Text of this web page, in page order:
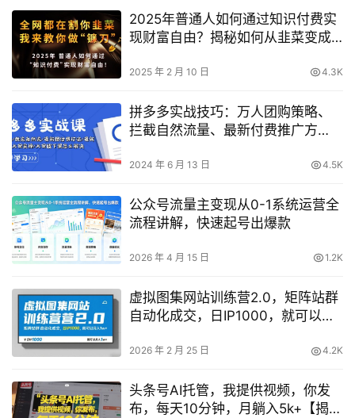
2025年普通人如何通过知识付费实
现财富自由？揭秘如何从韭菜变成
2025 年 2 月 10 日 4.3K
拼多多实战技巧：万人团购策略、
拦截自然流量、最新付费推广方
2024 年 6 月 13 日 4.5K
公众号流量主变现从0-1系统运营全
流程讲解，快速起号出爆款
2026 年 4 月 15 日 1.2K
虚拟图集网站训练营2.0，矩阵站群
自动化成交，日IP1000，就可以月
2026 年 2 月 25 日 4.2K
头条号AI托管，我提供视频，你发
布，每天10分钟，月躺入5k+【揭